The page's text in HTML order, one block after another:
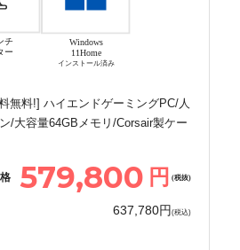
チ
ー
Windows
11Home
インストール済み
無料!] ハイエンドゲーミングPC/人
/大容量64GBメモリ/Corsair製ケー
579,800 円 (税抜)
637,780円 (税込)